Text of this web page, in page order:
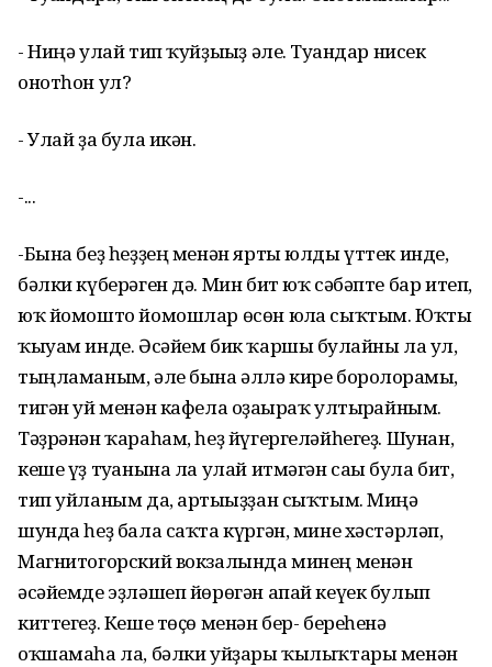
- Ниңә улай тип ҡуйҙығыҙ әле. Туғандар нисек
онотһон ул?
- Улай ҙа була икән.
-...
-Бына беҙ һеҙҙең менән ярты юлды үттек инде,
бәлки күберәген дә. Мин бит юҡ сәбәпте бар итеп,
юҡ йомошто йомошлар өсөн юлға сыҡтым. Юҡты
ҡыуам инде. Әсәйем бик ҡаршы булғайны ла ул,
тыңламаным, әле бына әллә кире боролорғамы,
тигән уй менән кафела оҙағыраҡ ултырғайным.
Тәҙрәнән ҡараһам, һеҙ йүгергеләйһегеҙ. Шунан,
кеше үҙ туғанына ла улай итмәгән сағы була бит,
тип уйланым да, артығыҙҙан сыҡтым. Миңә
шунда һеҙ бала саҡта күргән, мине хәстәрләп,
Магнитогорский вокзалында минең менән
әсәйемде эҙләшеп йөрөгән апай кеүек булып
киттегеҙ. Кеше төҫө менән бер- береһенә
оҡшамаһа ла, бәлки уйҙары ҡылыҡтары менән